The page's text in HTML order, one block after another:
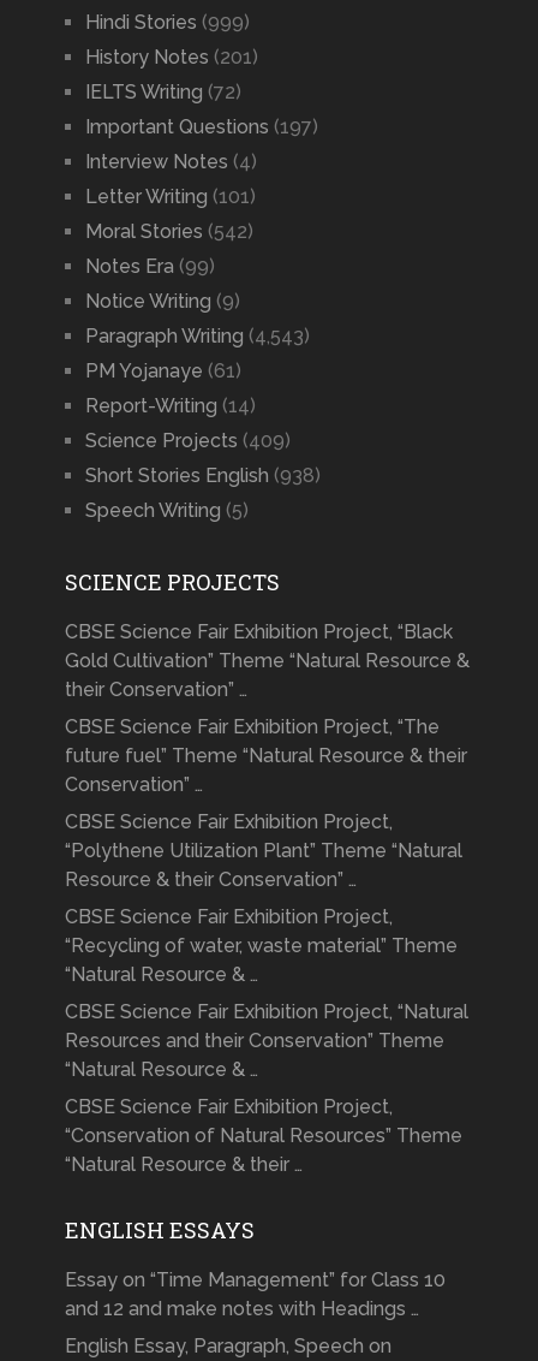
Hindi Stories (999)
History Notes (201)
IELTS Writing (72)
Important Questions (197)
Interview Notes (4)
Letter Writing (101)
Moral Stories (542)
Notes Era (99)
Notice Writing (9)
Paragraph Writing (4,543)
PM Yojanaye (61)
Report-Writing (14)
Science Projects (409)
Short Stories English (938)
Speech Writing (5)
SCIENCE PROJECTS
CBSE Science Fair Exhibition Project, “Black
Gold Cultivation” Theme “Natural Resource &
their Conservation” …
CBSE Science Fair Exhibition Project, “The
future fuel” Theme “Natural Resource & their
Conservation” …
CBSE Science Fair Exhibition Project,
“Polythene Utilization Plant” Theme “Natural
Resource & their Conservation” …
CBSE Science Fair Exhibition Project,
“Recycling of water, waste material” Theme
“Natural Resource & …
CBSE Science Fair Exhibition Project, “Natural
Resources and their Conservation” Theme
“Natural Resource & …
CBSE Science Fair Exhibition Project,
“Conservation of Natural Resources” Theme
“Natural Resource & their …
ENGLISH ESSAYS
Essay on “Time Management” for Class 10
and 12 and make notes with Headings …
English Essay, Paragraph, Speech on